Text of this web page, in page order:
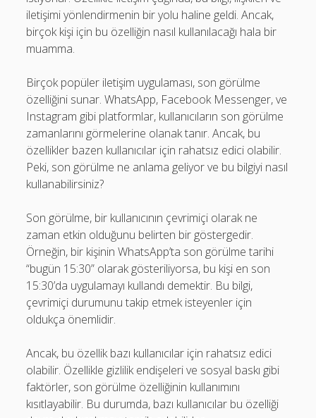
Ücretsiz Instagram Bayan Takipçi Hilesi
iletişimi yönlendirmenin bir yolu haline geldi. Ancak,
birçok kişi için bu özelliğin nasıl kullanılacağı hala bir
muamma.
Birçok popüler iletişim uygulaması, son görülme
özelliğini sunar. WhatsApp, Facebook Messenger, ve
Instagram gibi platformlar, kullanıcıların son görülme
zamanlarını görmelerine olanak tanır. Ancak, bu
özellikler bazen kullanıcılar için rahatsız edici olabilir.
Peki, son görülme ne anlama geliyor ve bu bilgiyi nasıl
kullanabilirsiniz?
Son görülme, bir kullanıcının çevrimiçi olarak ne
zaman etkin olduğunu belirten bir göstergedir.
Örneğin, bir kişinin WhatsApp’ta son görülme tarihi
“bugün 15:30” olarak gösteriliyorsa, bu kişi en son
15:30’da uygulamayı kullandı demektir. Bu bilgi,
çevrimiçi durumunu takip etmek isteyenler için
oldukça önemlidir.
Ancak, bu özellik bazı kullanıcılar için rahatsız edici
olabilir. Özellikle gizlilik endişeleri ve sosyal baskı gibi
faktörler, son görülme özelliğinin kullanımını
kısıtlayabilir. Bu durumda, bazı kullanıcılar bu özelliği